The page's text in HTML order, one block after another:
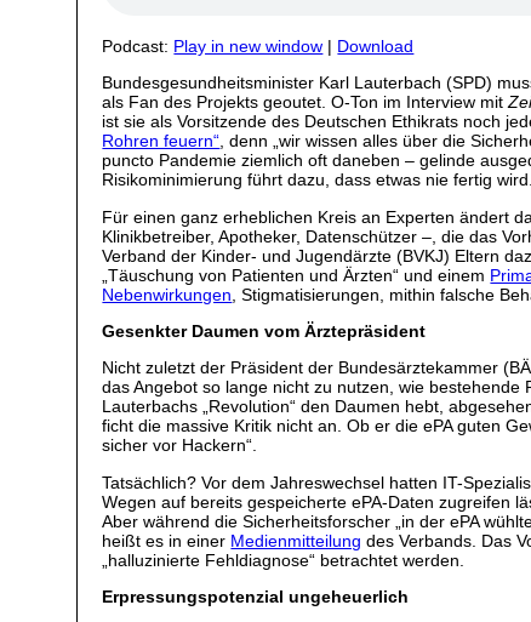
Podcast: Play in new window | Download
Bundesgesundheitsminister Karl Lauterbach (SPD)
als Fan des Projekts geoutet. O-Ton im Interview mit
ist sie als Vorsitzende des Deutschen Ethikrats noch
Rohren feuern“, denn „wir wissen alles über die
puncto Pandemie ziemlich oft daneben – gelinde
Risikominimierung führt dazu, dass etwas nie fertig
Für einen ganz erheblichen Kreis an Experten ändert
Klinikbetreiber, Apotheker, Datenschützer –, die das
Verband der Kinder- und Jugendärzte (BVKJ) Eltern
„Täuschung von Patienten und Ärzten“ und einem
Nebenwirkungen , Stigmatisierungen, mithin falsche
Gesenkter Daumen vom Ärztepräsident
Nicht zuletzt der Präsident der Bundesärztekammer
das Angebot so lange nicht zu nutzen, wie
Lauterbachs „Revolution“ den Daumen hebt,
ficht die massive Kritik nicht an. Ob er die ePA guten
sicher vor Hackern“.
Tatsächlich? Vor dem Jahreswechsel hatten IT-
Wegen auf bereits gespeicherte ePA-Daten zugreifen
Aber während die Sicherheitsforscher „in der ePA
heißt es in einer Medienmitteilung des Verbands. Das
„halluzinierte Fehldiagnose“ betrachtet werden.
Erpressungspotenzial ungeheuerlich